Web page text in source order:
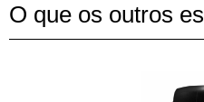
O que os outros